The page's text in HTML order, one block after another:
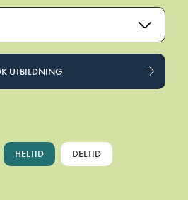
UTBILDNING
HELTID DELTID